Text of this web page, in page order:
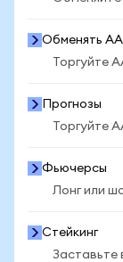
Обменять
Торгуйте
Прогнозы
Торгуйте
Фьючерсы
Лонг или
Стейкинг
Заставьте